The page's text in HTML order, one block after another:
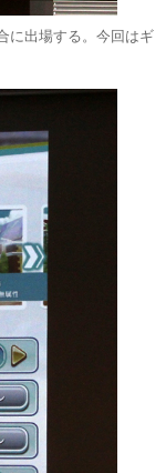
に出場する。今回はギ